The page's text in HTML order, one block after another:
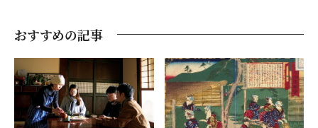
おすすめの記事